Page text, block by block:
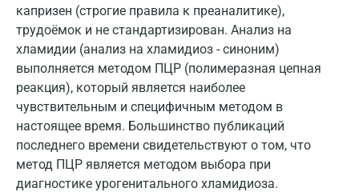
капризен (строгие правила к преаналитике),
трудоёмок и не стандартизирован. Анализ на
хламидии (анализ на хламидиоз - синоним)
выполняется методом ПЦР (полимеразная цепная
реакция), который является наиболее
чувствительным и специфичным методом в
настоящее время. Большинство публикаций
последнего времени свидетельствуют о том, что
метод ПЦР является методом выбора при
диагностике урогенитального хламидиоза.
Нижнекамск
Новокузнецк
Новороссийск
Новосибирск
Ногинск
Обнинск